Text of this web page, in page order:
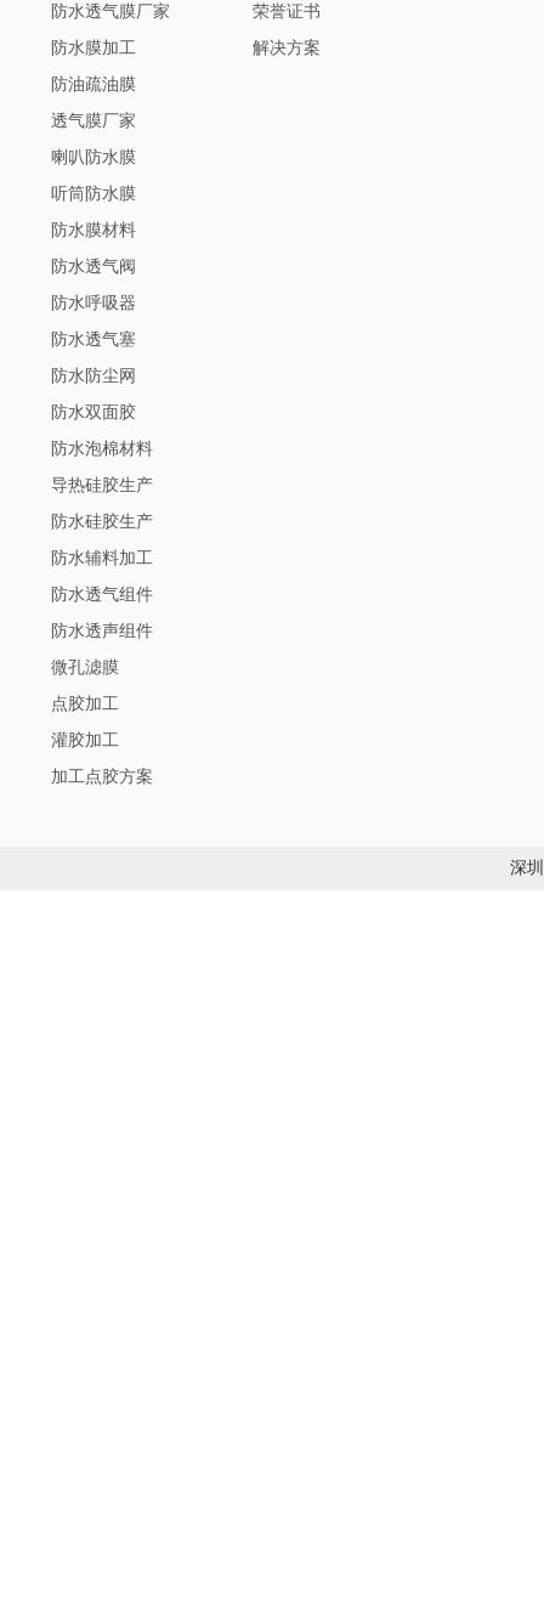
防水透气膜厂家
防水膜加工
防油疏油膜
透气膜厂家
喇叭防水膜
听筒防水膜
防水膜材料
防水透气阀
防水呼吸器
防水透气塞
防水防尘网
防水双面胶
防水泡棉材料
导热硅胶生产
防水硅胶生产
防水辅料加工
防水透气组件
防水透声组件
微孔滤膜
点胶加工
灌胶加工
加工点胶方案
荣誉证书
解决方案
深